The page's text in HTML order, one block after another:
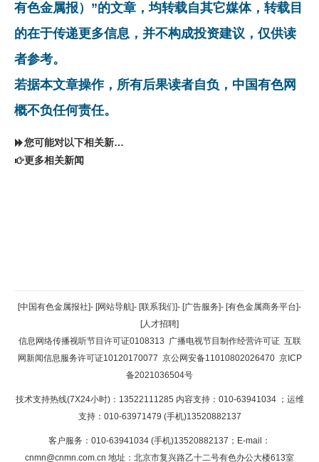
有色金属报）”的文章，均转载自其它媒体，转载目
的在于传递更多信息，并不构成投资建议，仅供读
者参考。
若据本文章操作，所有后果读者自负，中国有色网
概不负任何责任。
您可能对以下相关新闻同样感兴趣
更多相关新闻
返回顶部
返回首页
[中国有色金属报社]- [网站导航]- [联系我们]- [广告服务]- [有色金属商务平台]-
[人才招聘]
信息网络传播视听节目许可证0108313 广播电视节目制作经营许可证 互联
网新闻信息服务许可证10120170077 京公网安备11010802026470 京ICP
备2021036504号
技术支持热线(7X24小时)：13522111285 内容支持：010-63941034 ；运维
支持：010-63971479 (手机)13520882137
客户服务：010-63941034 (手机)13520882137；E-mail：
cnmn@cnmn.com.cn 地址：北京市复兴路乙十二号有色办公大楼613室